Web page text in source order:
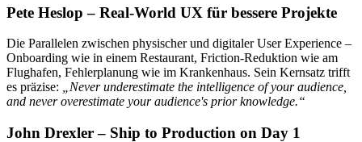
Pete Heslop – Real-World UX für bessere Projekte
Die Parallelen zwischen physischer und digitaler User Experience –
Onboarding wie in einem Restaurant, Friction-Reduktion wie am
Flughafen, Fehlerplanung wie im Krankenhaus. Sein Kernsatz trifft
es präzise:
„Never underestimate the intelligence of your audience,
and never overestimate your audience's prior knowledge.“
John Drexler – Ship to Production on Day 1